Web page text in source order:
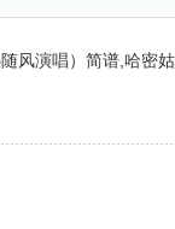
风演唱）简谱,哈密